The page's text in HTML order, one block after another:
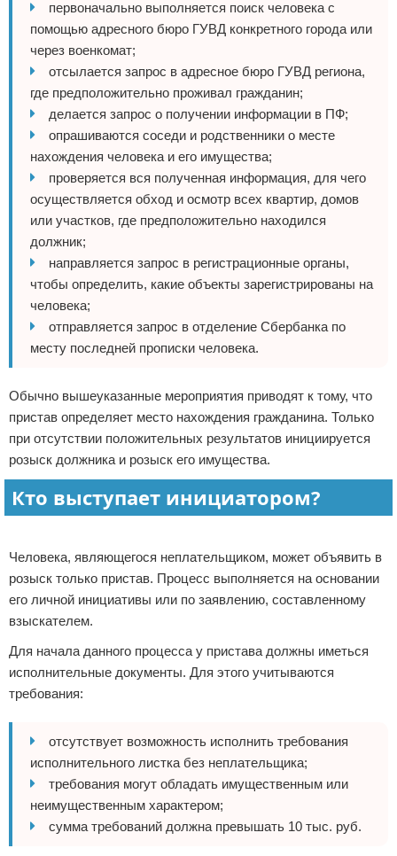
первоначально выполняется поиск человека с
помощью адресного бюро ГУВД конкретного города или
через военкомат;
отсылается запрос в адресное бюро ГУВД региона,
где предположительно проживал гражданин;
делается запрос о получении информации в ПФ;
опрашиваются соседи и родственники о месте
нахождения человека и его имущества;
проверяется вся полученная информация, для чего
осуществляется обход и осмотр всех квартир, домов
или участков, где предположительно находился
должник;
направляется запрос в регистрационные органы,
чтобы определить, какие объекты зарегистрированы на
человека;
отправляется запрос в отделение Сбербанка по
месту последней прописки человека.
Обычно вышеуказанные мероприятия приводят к тому, что
пристав определяет место нахождения гражданина. Только
при отсутствии положительных результатов инициируется
розыск должника и розыск его имущества.
Кто выступает инициатором?
Человека, являющегося неплательщиком, может объявить в
розыск только пристав. Процесс выполняется на основании
его личной инициативы или по заявлению, составленному
взыскателем.
Для начала данного процесса у пристава должны иметься
исполнительные документы. Для этого учитываются
требования:
отсутствует возможность исполнить требования
исполнительного листка без неплательщика;
требования могут обладать имущественным или
неимущественным характером;
сумма требований должна превышать 10 тыс. руб.